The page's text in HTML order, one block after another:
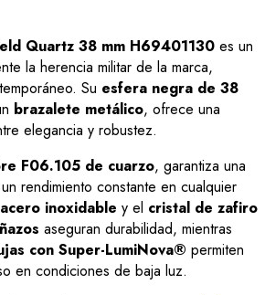
Quartz 38 mm H69401130 es un
la herencia militar de la marca,
Su esfera negra de 38
brazalete metálico, ofrece una
elegancia y robustez.
F06.105 de cuarzo, garantiza una
rendimiento constante en cualquier
inoxidable y el cristal de zafiro
aseguran durabilidad, mientras
con Super-LumiNova® permiten
en condiciones de baja luz.